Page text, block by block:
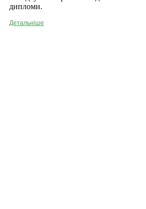
дипломи.
Детальніше